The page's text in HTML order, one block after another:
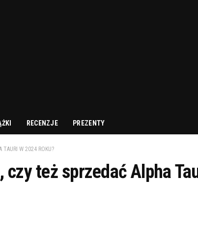
RECENZJE PREZENTY
TAURI W 2024 ROKU?
też sprzedać Alpha